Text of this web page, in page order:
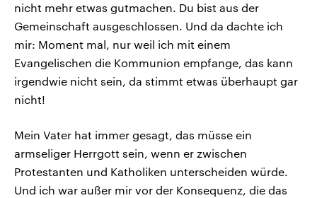
nicht mehr etwas gutmachen. Du bist aus der
Gemeinschaft ausgeschlossen. Und da dachte ich
mir: Moment mal, nur weil ich mit einem
Evangelischen die Kommunion empfange, das kann
irgendwie nicht sein, da stimmt etwas überhaupt gar
nicht!
Mein Vater hat immer gesagt, das müsse ein
armseliger Herrgott sein, wenn er zwischen
Protestanten und Katholiken unterscheiden würde.
Und ich war außer mir vor der Konsequenz, die das